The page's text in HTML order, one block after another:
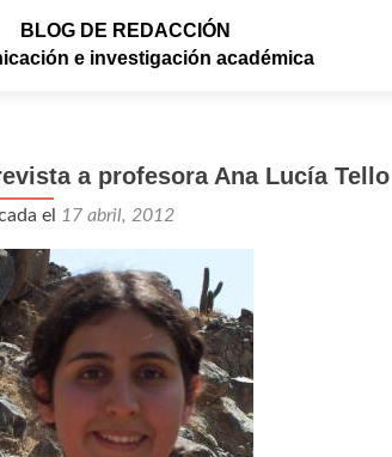
BLOG DE REDACCIÓN
e investigación académica
a profesora Ana Lucía Tello
el 17 abril, 2012